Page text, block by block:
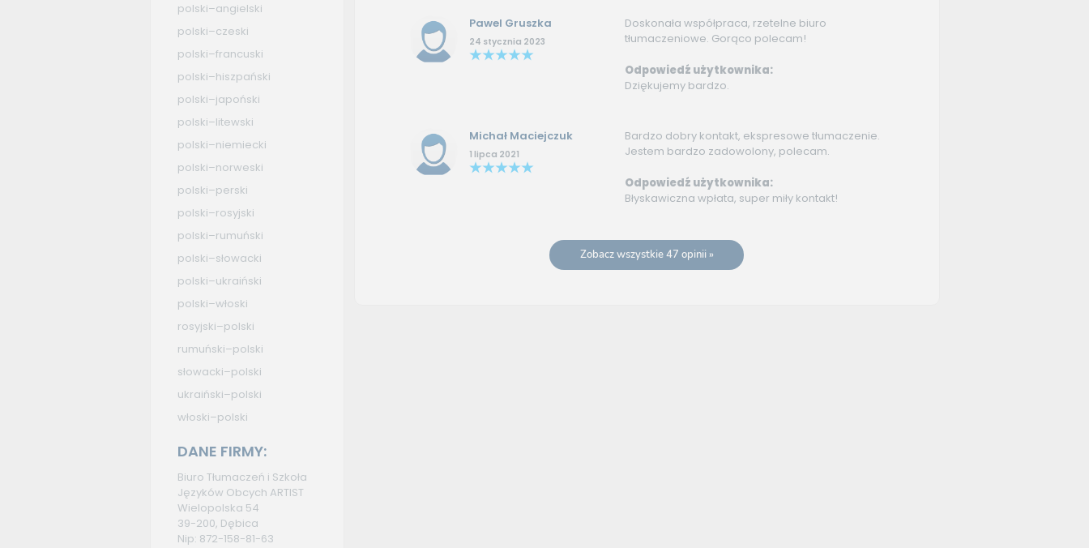
polski–angielski
polski–czeski
polski–francuski
polski–hiszpański
polski–japoński
polski–litewski
polski–niemiecki
polski–norweski
polski–perski
polski–rosyjski
polski–rumuński
polski–słowacki
polski–ukraiński
polski–włoski
rosyjski–polski
rumuński–polski
słowacki–polski
ukraiński–polski
włoski–polski
DANE FIRMY:
Biuro Tłumaczeń i Szkoła
Języków Obcych ARTIST
Wielopolska 54
39-200, Dębica
Nip: 872-158-81-63
Pawel Gruszka
24 stycznia 2023
Doskonała współpraca, rzetelne biuro
tłumaczeniowe. Gorąco polecam!
Odpowiedź użytkownika:
Dziękujemy bardzo.
Michał Maciejczuk
1 lipca 2021
Bardzo dobry kontakt, ekspresowe tłumaczenie.
Jestem bardzo zadowolony, polecam.
Odpowiedź użytkownika:
Błyskawiczna wpłata, super miły kontakt!
Zobacz wszystkie 47 opinii »